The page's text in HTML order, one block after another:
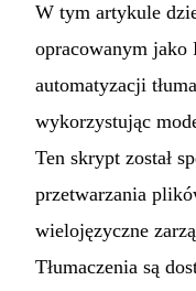
W tym artykule
opracowanym jako
automatyzacji
wykorzystując
Ten skrypt został
przetwarzania
wielojęzyczne
Tłumaczenia są